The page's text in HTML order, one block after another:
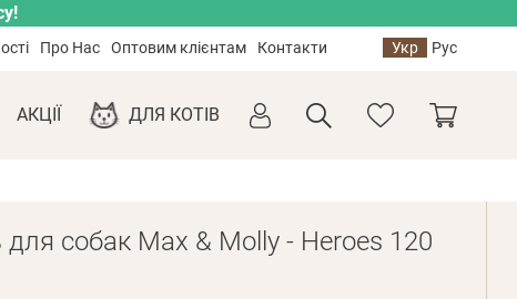
Про Нас Оптовим клієнтам Контакти Укр Рус
АКЦІЇ ДЛЯ КОТІВ
для собак Max & Molly - Heroes 120